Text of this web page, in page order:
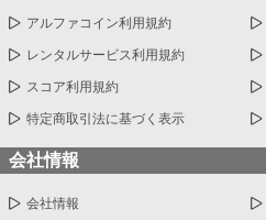
アルファコイン利用規約
レンタルサービス利用規約
スコア利用規約
特定商取引法に基づく表示
会社情報
会社情報